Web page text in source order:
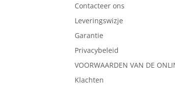
Contacteer ons
Leveringswizje
Garantie
Privacybeleid
VOORWAARDEN VAN DE
Klachten